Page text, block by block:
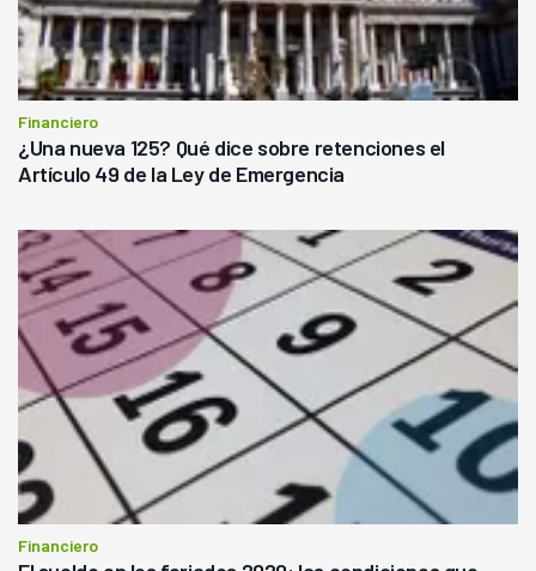
Financiero
¿Una nueva 125? Qué dice sobre retenciones el
Artículo 49 de la Ley de Emergencia
Financiero